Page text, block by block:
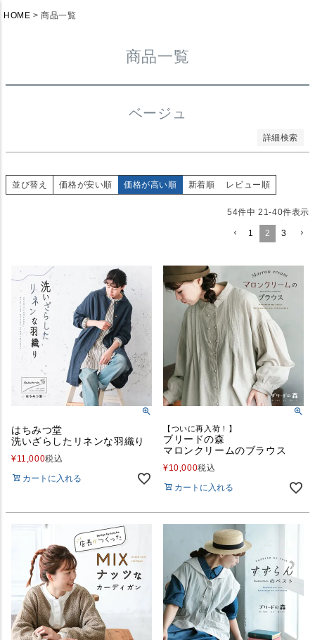
HOME 商品一覧
商品一覧
ベージュ
詳細検索
登録順
検索
並び替え 価格が安い順 価格が高い順 新着順 レビュー順
54件中 21-40件表示
1 2 3
はちみつ堂
洗いざらしたリネンな羽織り
¥11,000税込
カートに入れる
【ついに再入荷！】
ブリードの森
マロンクリームのブラウス
¥10,000税込
カートに入れる